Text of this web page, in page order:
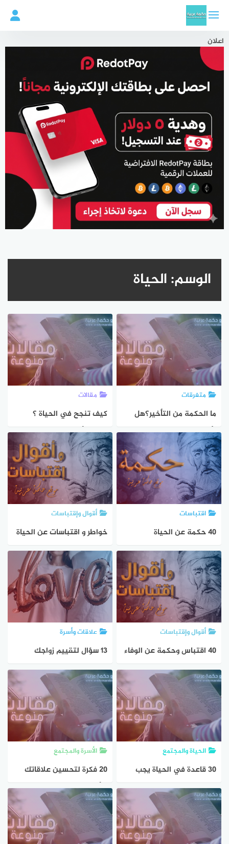
المحتوى
اعلان
الوسم:الحياة
متفرقات
ما الحكمة من التأخير؟هل
تأخر عنك ما تريد ؟
مقالات
كيف تنجح في الحياة ؟
خمسة أسس لتحقيق
أهدافك
اقتباسات
40 حكمة عن الحياة
أقوال وإقتباسات
خواطر و اقتباسات عن الحياة
أقوال وإقتباسات
40 اقتباس وحكمة عن الوفاء
علاقات وأسرة
13 سؤال لتقييم زواجك
الحياة والمجتمع
30 قاعدة في الحياة يجب
عليك ان تعرفها وتطبقها
الأسرة والمجتمع
20 فكرة لتحسين علاقاتك
بالأخرين